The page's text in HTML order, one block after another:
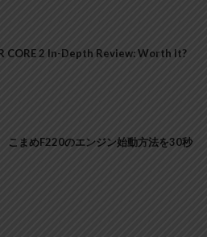
CORE 2 In-Depth Review: Worth It?
こまめF220のエンジン始動方法を30秒